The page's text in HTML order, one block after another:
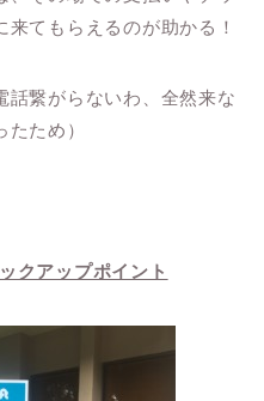
てもらえるのが助かる！
話繋がらないわ、全然来な
ため）
クアップポイント